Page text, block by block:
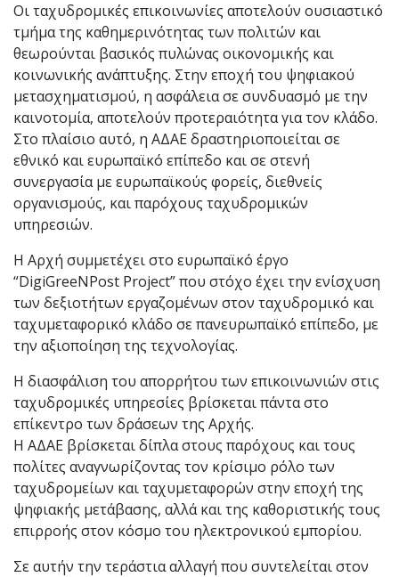
Οι ταχυδρομικές επικοινωνίες αποτελούν ουσιαστικό
τμήμα της καθημερινότητας των πολιτών και
θεωρούνται βασικός πυλώνας οικονομικής και
κοινωνικής ανάπτυξης. Στην εποχή του ψηφιακού
μετασχηματισμού, η ασφάλεια σε συνδυασμό με την
καινοτομία, αποτελούν προτεραιότητα για τον κλάδο.
Στο πλαίσιο αυτό, η ΑΔΑΕ δραστηριοποιείται σε
εθνικό και ευρωπαϊκό επίπεδο και σε στενή
συνεργασία με ευρωπαϊκούς φορείς, διεθνείς
οργανισμούς, και παρόχους ταχυδρομικών
υπηρεσιών.
Η Αρχή συμμετέχει στο ευρωπαϊκό έργο
“DigiGreeNPost Project” που στόχο έχει την ενίσχυση
των δεξιοτήτων εργαζομένων στον ταχυδρομικό και
ταχυμεταφορικό κλάδο σε πανευρωπαϊκό επίπεδο, με
την αξιοποίηση της τεχνολογίας.
Η διασφάλιση του απορρήτου των επικοινωνιών στις
ταχυδρομικές υπηρεσίες βρίσκεται πάντα στο
επίκεντρο των δράσεων της Αρχής.
Η ΑΔΑΕ βρίσκεται δίπλα στους παρόχους και τους
πολίτες αναγνωρίζοντας τον κρίσιμο ρόλο των
ταχυδρομείων και ταχυμεταφορών στην εποχή της
ψηφιακής μετάβασης, αλλά και της καθοριστικής τους
επιρροής στον κόσμο του ηλεκτρονικού εμπορίου.
Σε αυτήν την τεράστια αλλαγή που συντελείται στον